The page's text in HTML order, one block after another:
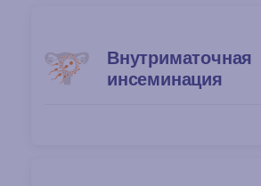
Внутриматочная
инсеминация